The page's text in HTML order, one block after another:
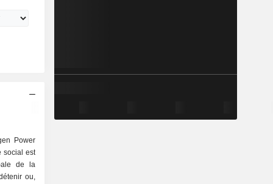
Power
social est
de la
ou,